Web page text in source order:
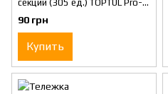
секций (305 ед.) TOPTUL Pro-
Plus GCAJ305H
90 грн
Купить